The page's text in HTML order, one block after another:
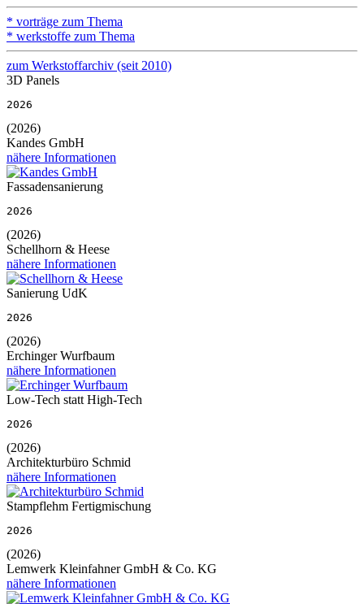
* vorträge zum Thema
* werkstoffe zum Thema
zum Werkstoffarchiv (seit 2010)
3D Panels
2026
(2026)
Kandes GmbH
nähere Informationen
Fassadensanierung
2026
(2026)
Schellhorn & Heese
nähere Informationen
Sanierung UdK
2026
(2026)
Erchinger Wurfbaum
nähere Informationen
Low-Tech statt High-Tech
2026
(2026)
Architekturbüro Schmid
nähere Informationen
Stampflehm Fertigmischung
2026
(2026)
Lemwerk Kleinfahner GmbH & Co. KG
nähere Informationen